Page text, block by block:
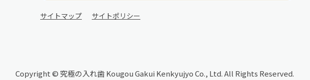
サイトマップ サイトポリシー
Copyright © 究極の入れ歯Kougou Gakui Kenkyujyo Co., Ltd. All Rights Reserved.